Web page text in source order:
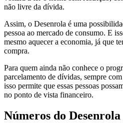
não livre da dívida.
Assim, o Desenrola é uma
pessoa ao mercado de consumo. E
mesmo aquecer a economia, já que
compra.
Para quem ainda não conhece o
parcelamento de dívidas, sempre
isso permite que essas pessoas
no ponto de vista financeiro.
Números do Desenrola